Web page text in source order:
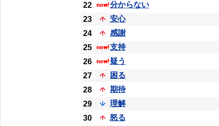
22
分からない
23
安心
24
感謝
25
支持
26
疑う
27
困る
28
期待
29
理解
30
怒る